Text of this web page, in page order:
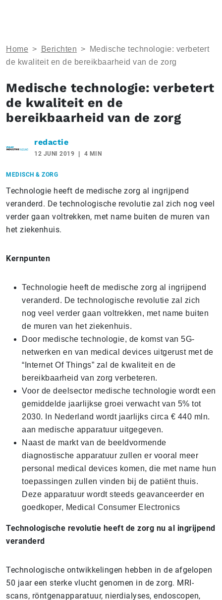
Home > Berichten >
Medische technologie: verbetert
de kwaliteit en de bereikbaarheid van de zorg
Medische technologie: verbetert
de kwaliteit en de
bereikbaarheid van de zorg
redactie
12 JUNI 2019 4 MIN
MEDISCH & ZORG
Technologie heeft de medische zorg al ingrijpend
veranderd. De technologische revolutie zal zich nog veel
verder gaan voltrekken, met name buiten de muren van
het ziekenhuis.
Kernpunten
Technologie heeft de medische zorg al ingrijpend
veranderd. De technologische revolutie zal zich
nog veel verder gaan voltrekken, met name buiten
de muren van het ziekenhuis.
Door medische technologie, de komst van 5G-
netwerken en van medical devices uitgerust met de
“Internet Of Things” zal de kwaliteit en de
bereikbaarheid van zorg verbeteren.
Voor de deelsector medische technologie wordt een
gemiddelde jaarlijkse groei verwacht van 5% tot
2030. In Nederland wordt jaarlijks circa € 440 mln.
aan medische apparatuur uitgegeven.
Naast de markt van de beeldvormende
diagnostische apparatuur zullen er vooral meer
personal medical devices komen, die met name hun
toepassingen zullen vinden bij de patiënt thuis.
Deze apparatuur wordt steeds geavanceerder en
goedkoper, Medical Consumer Electronics
Technologische revolutie heeft de zorg nu al ingrijpend
veranderd
Technologische ontwikkelingen hebben in de afgelopen
50 jaar een sterke vlucht genomen in de zorg. MRI-
scans, röntgenapparatuur, nierdialyses, endoscopen,